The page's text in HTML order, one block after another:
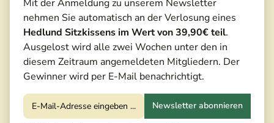
Mit der Anmeldung zu unserem Newsletter
nehmen Sie automatisch an der Verlosung eines
Hedlund Sitzkissens im Wert von 39,90€ teil.
Ausgelost wird alle zwei Wochen unter den in
diesem Zeitraum angemeldeten Mitgliedern. Der
Gewinner wird per E-Mail benachrichtigt.
Newsletter abonnieren